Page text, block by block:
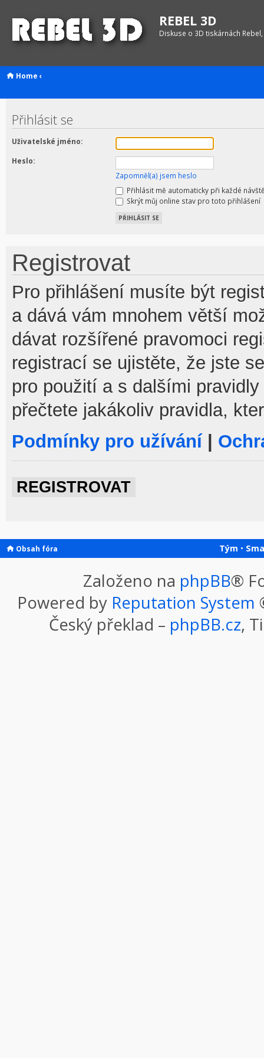
REBEL 3D
Diskuse o 3D tiskárnách
Home ‹
Přihlásit se
Uživatelské jméno:
Heslo:
Zapomněl(a) jsem heslo
Přihlásit mě automaticky při každé
Skrýt můj online stav pro toto přihlášení
Registrovat
Pro přihlášení musíte být
a dává vám mnohem větší
dávat rozšířené pravomoci
registrací se ujistěte, že jste
pro použití a s dalšími
přečtete jakákoliv pravidla,
Podmínky pro užívání|
REGISTROVAT
Obsah fóra Tým •
Založeno na phpBB®
Powered by Reputation System
Český překlad – phpBB.cz,